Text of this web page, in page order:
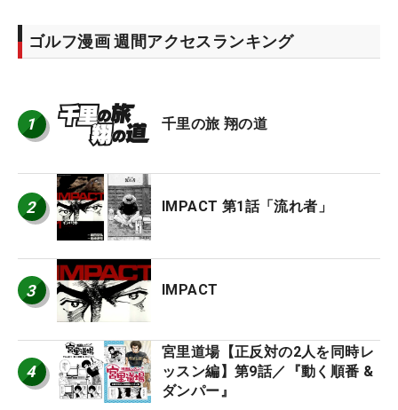
ゴルフ漫画 週間アクセスランキング
1 千里の旅 翔の道
2 IMPACT 第1話「流れ者」
3 IMPACT
4
宮里道場【正反対の2人を同時レ
ッスン編】第9話／『動く順番 &
ダンパー』